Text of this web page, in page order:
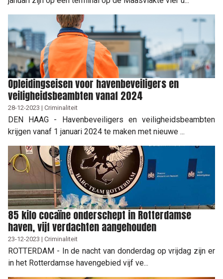
Opleidingseisen voor havenbeveiligers en
veiligheidsbeambten vanaf 2024
28-12-2023 | Criminaliteit
DEN HAAG - Havenbeveiligers en veiligheidsbeambten
krijgen vanaf 1 januari 2024 te maken met nieuwe ...
85 kilo cocaïne onderschept in Rotterdamse
haven, vijf verdachten aangehouden
23-12-2023 | Criminaliteit
ROTTERDAM - In de nacht van donderdag op vrijdag zijn er
in het Rotterdamse havengebied vijf ve...